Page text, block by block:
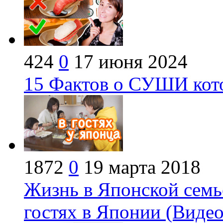
424 0 17 июня 2024
15 Фактов о СУШИ
1872 0 19 марта 2018
Жизнь в Японской
гостях в Японии